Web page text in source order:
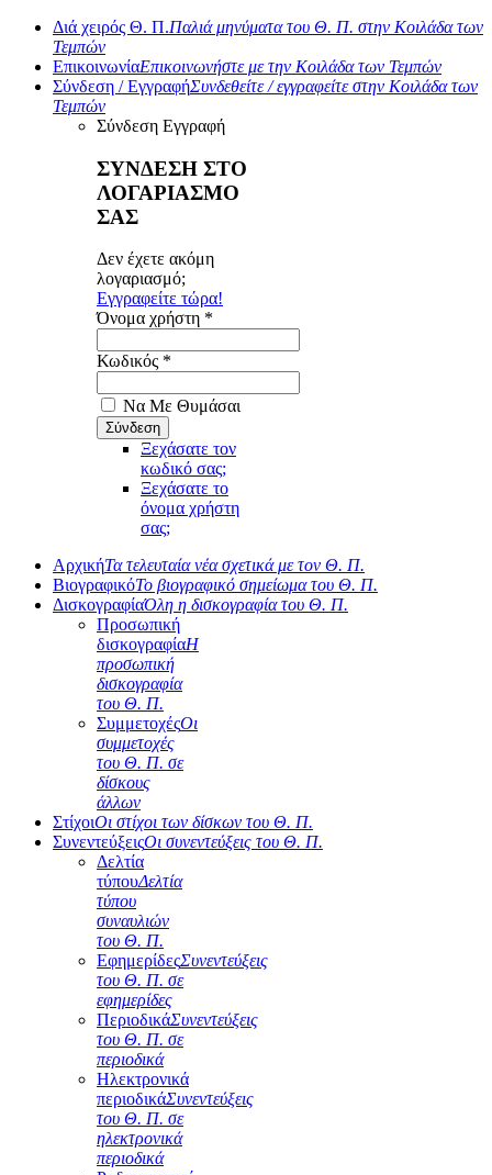
Διά χειρός Θ. Π.Παλιά μηνύματα του Θ. Π. στην Κοιλάδα των
Τεμπών
ΕπικοινωνίαΕπικοινωνήστε με την Κοιλάδα των Τεμπών
Σύνδεση / ΕγγραφήΣυνδεθείτε / εγγραφείτε στην Κοιλάδα των
Τεμπών
Σύνδεση Εγγραφή
ΣΥΝΔΕΣΗ ΣΤΟ
ΛΟΓΑΡΙΑΣΜΟ
ΣΑΣ
Δεν έχετε ακόμη
λογαριασμό;
Εγγραφείτε τώρα!
Όνομα χρήστη *
Κωδικός *
Να Με Θυμάσαι
Ξεχάσατε τον
κωδικό σας;
Ξεχάσατε το
όνομα χρήστη
σας;
ΑρχικήΤα τελευταία νέα σχετικά με τον Θ. Π.
ΒιογραφικόΤο βιογραφικό σημείωμα του Θ. Π.
ΔισκογραφίαΌλη η δισκογραφία του Θ. Π.
Προσωπική
δισκογραφίαΗ
προσωπική
δισκογραφία
του Θ. Π.
ΣυμμετοχέςΟι
συμμετοχές
του Θ. Π. σε
δίσκους
άλλων
ΣτίχοιΟι στίχοι των δίσκων του Θ. Π.
ΣυνεντεύξειςΟι συνεντεύξεις του Θ. Π.
Δελτία
τύπουΔελτία
τύπου
συναυλιών
του Θ. Π.
ΕφημερίδεςΣυνεντεύξεις
του Θ. Π. σε
εφημερίδες
ΠεριοδικάΣυνεντεύξεις
του Θ. Π. σε
περιοδικά
Ηλεκτρονικά
περιοδικάΣυνεντεύξεις
του Θ. Π. σε
ηλεκτρονικά
περιοδικά